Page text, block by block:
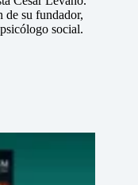
de su fundador,
social.